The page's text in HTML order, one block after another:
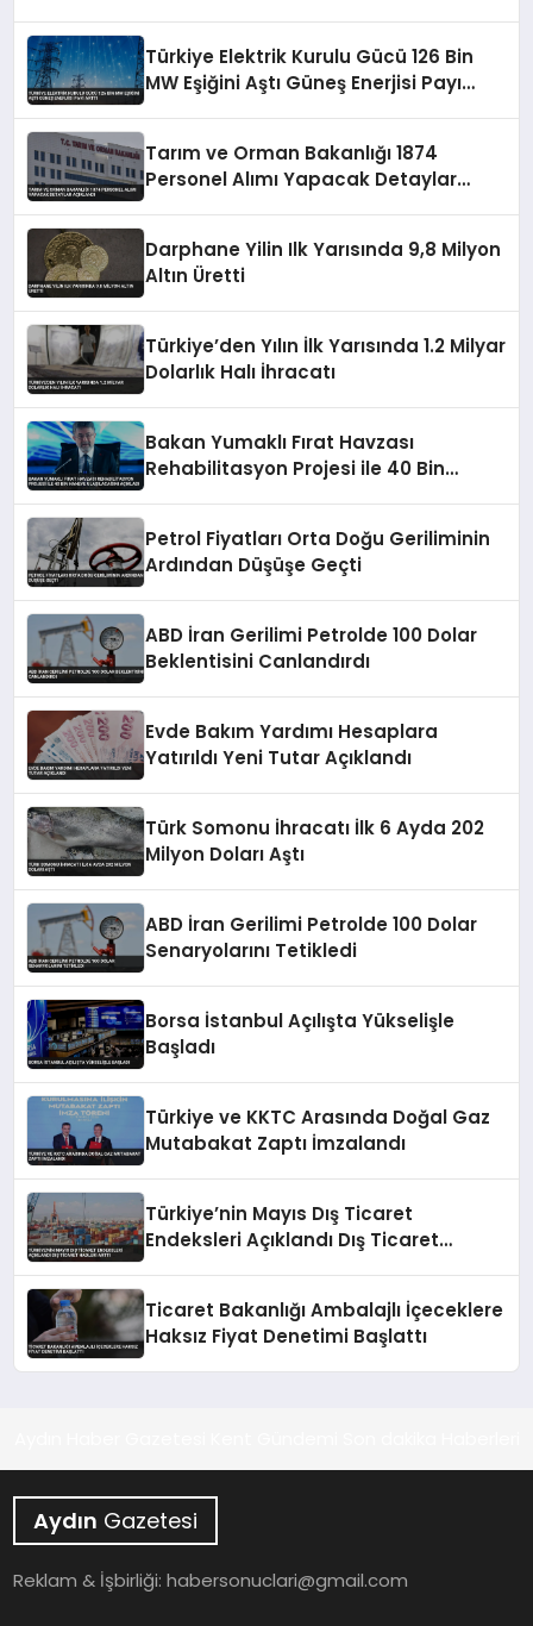
Türkiye Elektrik Kurulu Gücü 126 Bin
MW Eşiğini Aştı Güneş Enerjisi Payı
Tarım ve Orman Bakanlığı 1874
Personel Alımı Yapacak Detaylar
Darphane Yilin Ilk Yarısında 9,8 Milyon
Altın Üretti
Türkiye’den Yılın İlk Yarısında 1.2 Milyar
Dolarlık Halı İhracatı
Bakan Yumaklı Fırat Havzası
Rehabilitasyon Projesi ile 40 Bin
Petrol Fiyatları Orta Doğu Geriliminin
Ardından Düşüşe Geçti
ABD İran Gerilimi Petrolde 100 Dolar
Beklentisini Canlandırdı
Evde Bakım Yardımı Hesaplara
Yatırıldı Yeni Tutar Açıklandı
Türk Somonu İhracatı İlk 6 Ayda 202
Milyon Doları Aştı
ABD İran Gerilimi Petrolde 100 Dolar
Senaryolarını Tetikledi
Borsa İstanbul Açılışta Yükselişle
Başladı
Türkiye ve KKTC Arasında Doğal Gaz
Mutabakat Zaptı İmzalandı
Türkiye’nin Mayıs Dış Ticaret
Endeksleri Açıklandı Dış Ticaret
Ticaret Bakanlığı Ambalajlı İçeceklere
Haksız Fiyat Denetimi Başlattı
Aydın Gazetesi
Reklam & İşbirliği:habersonuclari@gmail.com